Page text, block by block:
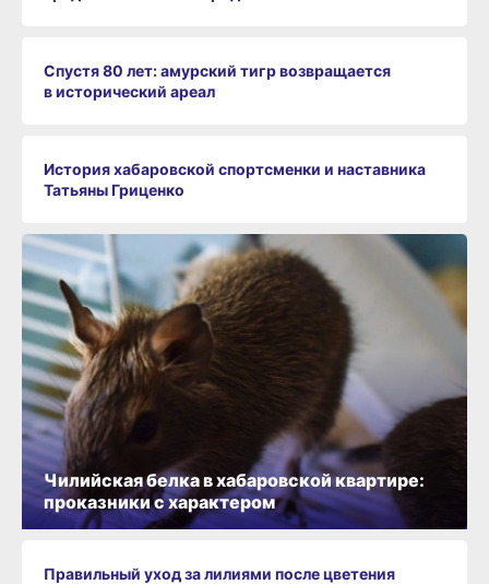
Спустя 80 лет: амурский тигр возвращается
в исторический ареал
История хабаровской спортсменки и наставника
Татьяны Гриценко
Правильный уход за лилиями после цветения
Чилийская белка в хабаровской квартире:
проказники с характером